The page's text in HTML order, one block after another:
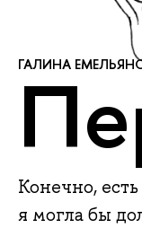
ГАЛИНА
Конечно,
я могла бы